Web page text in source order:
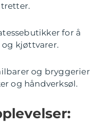
for å
kjøttvarer.
og bryggerier
og håndverksøl.